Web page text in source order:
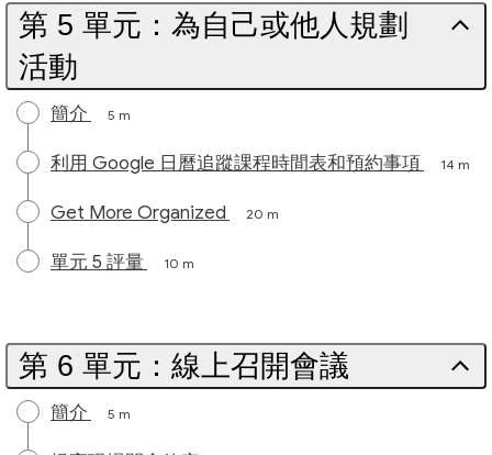
第 5 單元：為自己或他人規劃
活動
簡介 5 m
利用 Google 日曆追蹤課程時間表和預約事項 14 m
Get More Organized 20 m
單元 5 評量 10 m
第 6 單元：線上召開會議
簡介 5 m